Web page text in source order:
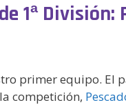
1ª División:
primer equipo. El
competición,